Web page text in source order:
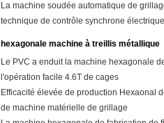
La machine soudée automatique de
technique de contrôle synchrone électrique
hexagonale machine à treillis métallique
Le PVC a enduit la machine hexagonale
l'opération facile 4.6T de cages
Efficacité élevée de production Hexaonal
de machine matérielle de grillage